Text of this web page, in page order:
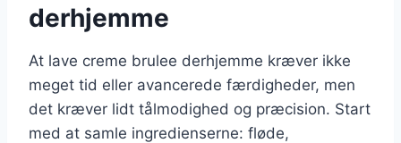
derhjemme
At lave creme brulee derhjemme kræver ikke
meget tid eller avancerede færdigheder, men
det kræver lidt tålmodighed og præcision. Start
med at samle ingredienserne: fløde,